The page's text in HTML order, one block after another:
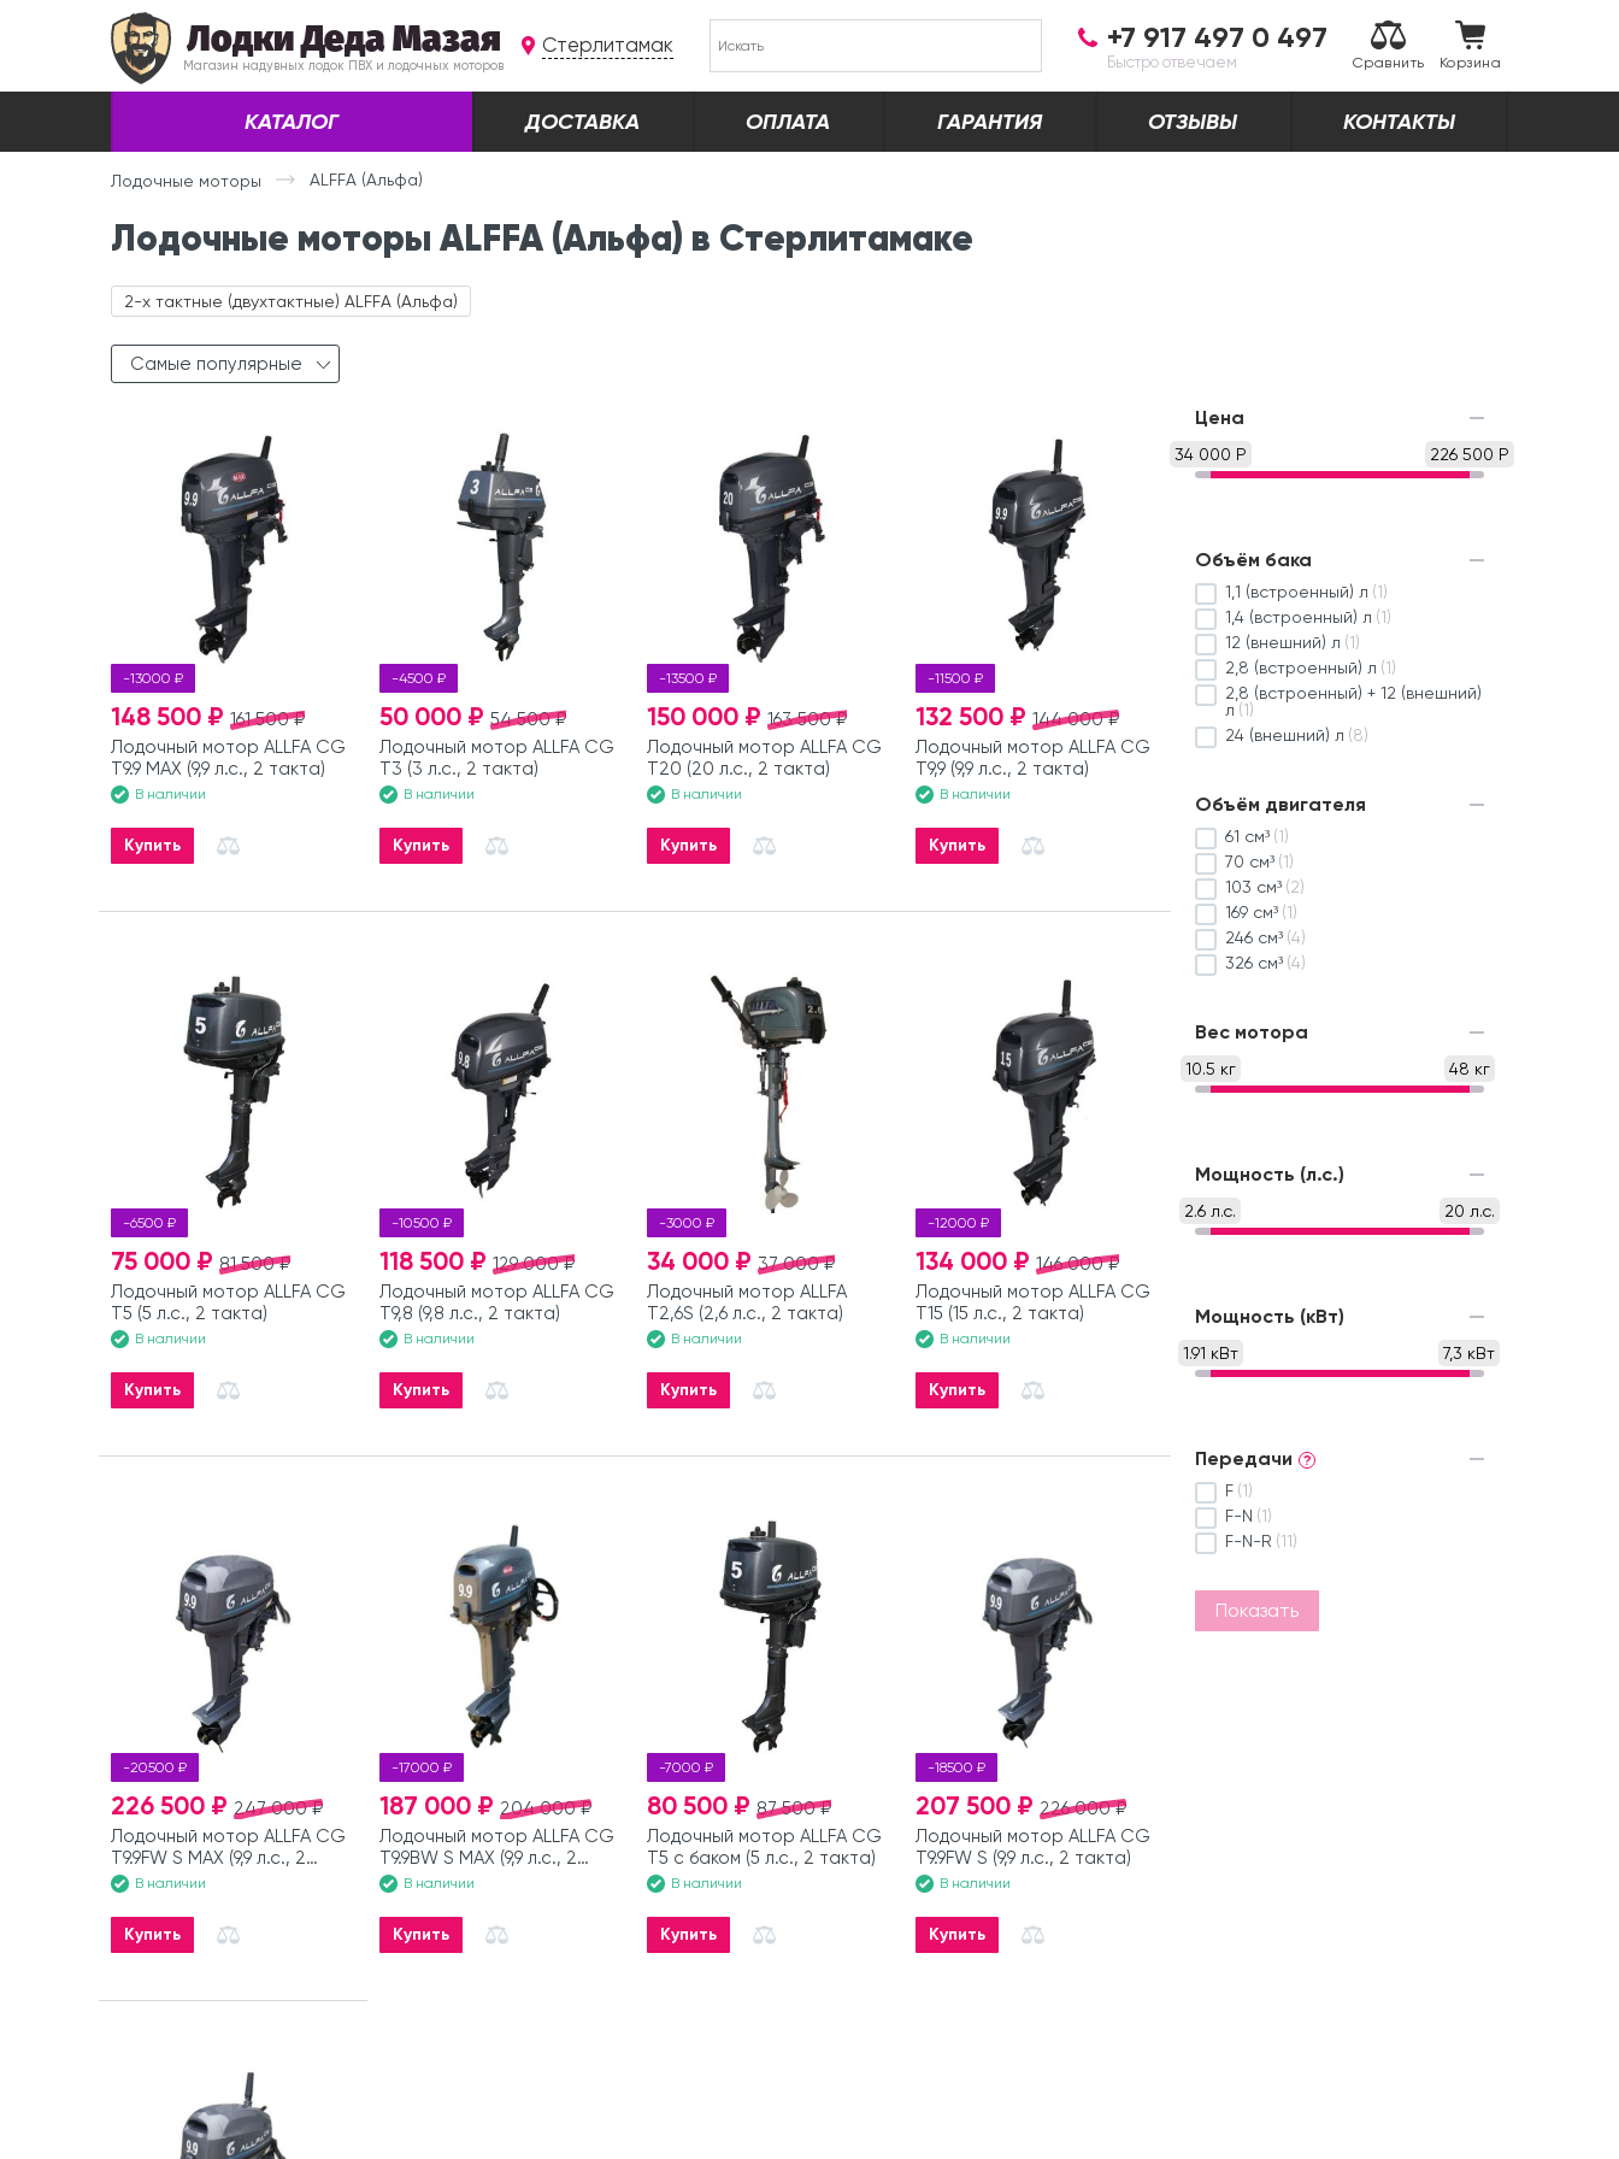
Лодки Деда Мазая
Магазин надувных лодок ПВХ и лодочных моторов
Стерлитамак +7 917 497 0 497
Быстро отвечаем Сравнить Корзина
КАТАЛОГ ДОСТАВКА ОПЛАТА ГАРАНТИЯ ОТЗЫВЫ КОНТАКТЫ
Лодочные моторы ALFFA (Альфа)
Лодочные моторы ALFFA (Альфа) в Стерлитамаке
2-х тактные (двухтактные) ALFFA (Альфа)
Самые популярные
-13000 ₽
161 500 ₽
148 500 ₽
Лодочный мотор ALLFA CG
T9.9 MAX (9,9 л.с., 2 такта)
В наличии
Купить
-4500 ₽
54 500 ₽
50 000 ₽
Лодочный мотор ALLFA CG
T3 (3 л.с., 2 такта)
В наличии
Купить
-13500 ₽
163 500 ₽
150 000 ₽
Лодочный мотор ALLFA CG
T20 (20 л.с., 2 такта)
В наличии
Купить
-11500 ₽
144 000 ₽
132 500 ₽
Лодочный мотор ALLFA CG
T9,9 (9,9 л.с., 2 такта)
В наличии
Купить
-6500 ₽
81 500 ₽
75 000 ₽
Лодочный мотор ALLFA CG
T5 (5 л.с., 2 такта)
В наличии
Купить
-10500 ₽
129 000 ₽
118 500 ₽
Лодочный мотор ALLFA CG
T9,8 (9,8 л.с., 2 такта)
В наличии
Купить
-3000 ₽
37 000 ₽
34 000 ₽
Лодочный мотор ALLFA
T2,6S (2,6 л.с., 2 такта)
В наличии
Купить
-12000 ₽
146 000 ₽
134 000 ₽
Лодочный мотор ALLFA CG
T15 (15 л.с., 2 такта)
В наличии
Купить
-20500 ₽
247 000 ₽
226 500 ₽
Лодочный мотор ALLFA CG
T9.9FW S MAX (9,9 л.с., 2
такта)
В наличии
Купить
-17000 ₽
204 000 ₽
187 000 ₽
Лодочный мотор ALLFA CG
T9.9BW S MAX (9,9 л.с., 2
такта)
В наличии
Купить
-7000 ₽
87 500 ₽
80 500 ₽
Лодочный мотор ALLFA CG
T5 с баком (5 л.с., 2 такта)
В наличии
Купить
-18500 ₽
226 000 ₽
207 500 ₽
Лодочный мотор ALLFA CG
T9.9FW S (9,9 л.с., 2 такта)
В наличии
Купить
Цена
34 000 Р 226 500 Р
Объём бака
1,1 (встроенный) л (1)
1,4 (встроенный) л (1)
12 (внешний) л (1)
2,8 (встроенный) л (1)
2,8 (встроенный) + 12 (внешний)
л (1)
24 (внешний) л (8)
Объём двигателя
61 см³ (1)
70 см³ (1)
103 см³ (2)
169 см³ (1)
246 см³ (4)
326 см³ (4)
Вес мотора
10.5 кг 48 кг
Мощность (л.с.)
2.6 л.с. 20 л.с.
Мощность (кВт)
1.91 кВт 7,3 кВт
Передачи ?
F (1)
F-N (1)
F-N-R (11)
Показать